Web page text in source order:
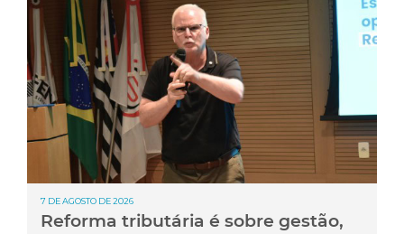
7 DE AGOSTO DE 2026
Reforma tributária é sobre gestão,